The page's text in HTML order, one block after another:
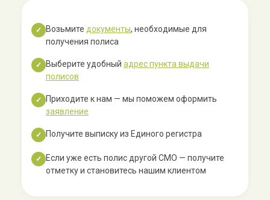
✓ Возьмите документы, необходимые для
получения полиса
✓ Выберите удобный адрес пункта выдачи
полисов
✓
Приходите к нам — мы поможем оформить
заявление
✓ Получите выписку из Единого регистра
✓
Если уже есть полис другой СМО — получите
отметку и становитесь нашим клиентом